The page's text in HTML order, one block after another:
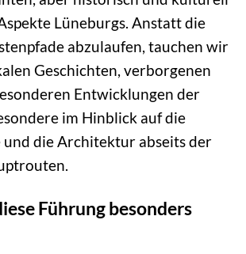
Lüneburgs. Anstatt die
abzulaufen, tauchen wir
Geschichten, verborgenen
Entwicklungen der
im Hinblick auf die
und die Architektur abseits der
Führung besonders